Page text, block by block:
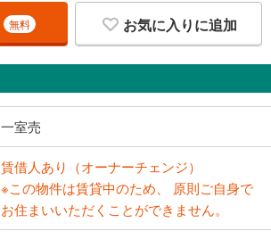
無料 お気に入りに追加
一室売
賃借人あり（オーナーチェンジ）
※この物件は賃貸中のため、 原則ご自身で
お住まいいただくことができません。